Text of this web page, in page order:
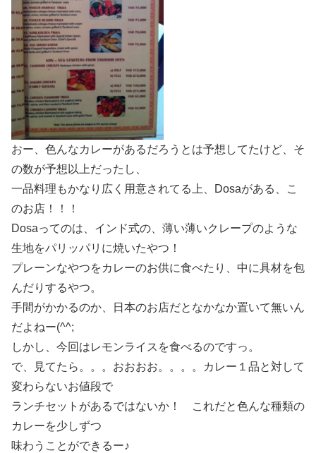
おー、色んなカレーがあるだろうとは予想してたけど、そ
の数が予想以上だったし、
一品料理もかなり広く用意されてる上、Dosaがある、こ
のお店！！！
Dosaってのは、インド式の、薄い薄いクレープのような
生地をパリッパリに焼いたやつ！
プレーンなやつをカレーのお供に食べたり、中に具材を包
んだりするやつ。
手間がかかるのか、日本のお店だとなかなか置いて無いん
だよねー(^^;
しかし、今回はレモンライスを食べるのですっ。
で、見てたら。。。おおおお。。。。カレー１品と対して
変わらないお値段で
ランチセットがあるではないか！ これだと色んな種類の
カレーを少しずつ
味わうことができるー♪